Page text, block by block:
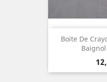
Boite De